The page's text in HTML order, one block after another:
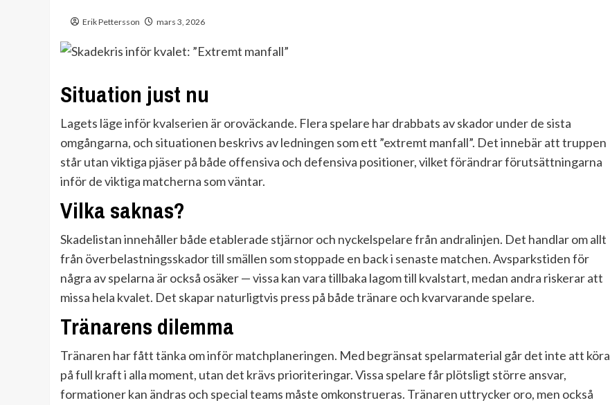
Erik Pettersson mars 3, 2026
Situation just nu
Lagets läge inför kvalserien är oroväckande. Flera spelare har drabbats av skador under de sista
omgångarna, och situationen beskrivs av ledningen som ett ”extremt manfall”. Det innebär att truppen
står utan viktiga pjäser på både offensiva och defensiva positioner, vilket förändrar förutsättningarna
inför de viktiga matcherna som väntar.
Vilka saknas?
Skadelistan innehåller både etablerade stjärnor och nyckelspelare från andralinjen. Det handlar om allt
från överbelastningsskador till smällen som stoppade en back i senaste matchen. Avsparkstiden för
några av spelarna är också osäker — vissa kan vara tillbaka lagom till kvalstart, medan andra riskerar att
missa hela kvalet. Det skapar naturligtvis press på både tränare och kvarvarande spelare.
Tränarens dilemma
Tränaren har fått tänka om inför matchplaneringen. Med begränsat spelarmaterial går det inte att köra
på full kraft i alla moment, utan det krävs prioriteringar. Vissa spelare får plötsligt större ansvar,
formationer kan ändras och special teams måste omkonstrueras. Tränaren uttrycker oro, men också